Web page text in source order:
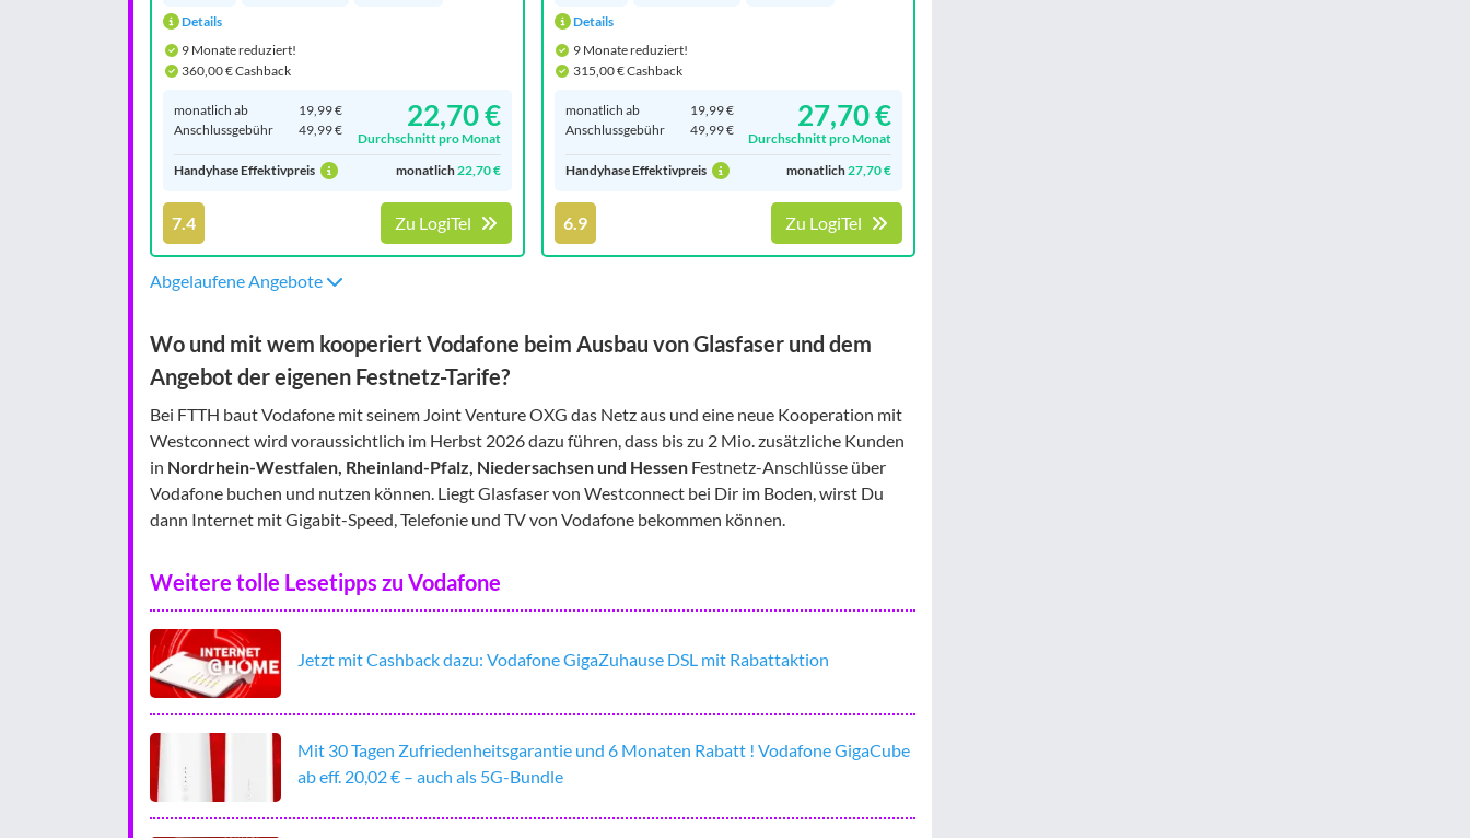
Details
9 Monate reduziert!
360,00 € Cashback
monatlich ab
19,99 €
Anschluss­gebühr
49,99 € 22,70 €
Durchschnitt pro Monat
Handyhase Effektivpreis
monatlich 22,70 €
7.4 Zu LogiTel
Details
9 Monate reduziert!
315,00 € Cashback
monatlich ab
19,99 €
Anschluss­gebühr
49,99 € 27,70 €
Durchschnitt pro Monat
Handyhase Effektivpreis
monatlich 27,70 €
6.9 Zu LogiTel
Abgelaufene Angebote
Wo und mit wem kooperiert Vodafone beim Ausbau von Glasfaser und dem
Angebot der eigenen Festnetz-Tarife?
Bei FTTH baut Vodafone mit seinem Joint Venture OXG das Netz aus und eine neue Kooperation mit
Westconnect wird voraussichtlich im Herbst 2026 dazu führen, dass bis zu 2 Mio. zusätzliche Kunden
in Nordrhein-Westfalen, Rheinland-Pfalz, Niedersachsen und Hessen Festnetz-Anschlüsse über
Vodafone buchen und nutzen können. Liegt Glasfaser von Westconnect bei Dir im Boden, wirst Du
dann Internet mit Gigabit-Speed, Telefonie und TV von Vodafone bekommen können.
Weitere tolle Lesetipps zu Vodafone
Jetzt mit Cashback dazu: Vodafone GigaZuhause DSL mit Rabattaktion
Mit 30 Tagen Zufriedenheitsgarantie und 6 Monaten Rabatt ! Vodafone GigaCube
ab eff. 20,02 € – auch als 5G-Bundle